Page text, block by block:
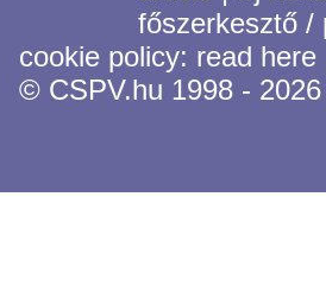
főszerkesztő
cookie policy: read here
© CSPV.hu 1998 - 2026